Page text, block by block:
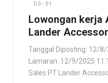
D3 - S1
Lowongan kerja
Lander
Bandung
Tanggal Diposting: 12/
Lamaran: 12/9/2025
Sales PT Lander